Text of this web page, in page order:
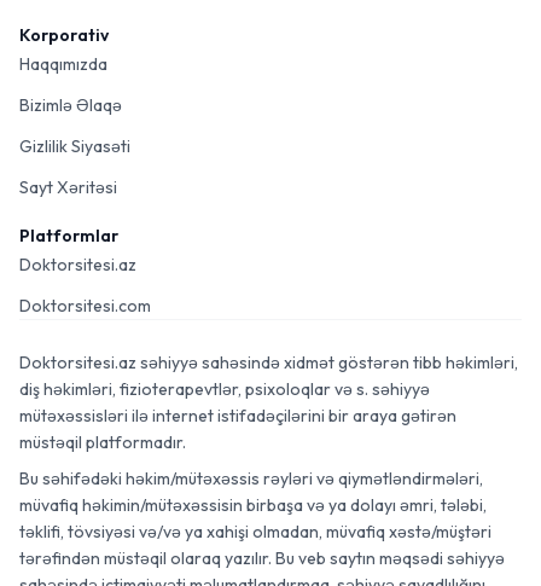
Korporativ
Haqqımızda
Bizimlə Əlaqə
Gizlilik Siyasəti
Sayt Xəritəsi
Platformlar
Doktorsitesi.az
Doktorsitesi.com
Doktorsitesi.az səhiyyə sahəsində xidmət göstərən tibb həkimləri,
diş həkimləri, fizioterapevtlər, psixoloqlar və s. səhiyyə
mütəxəssisləri ilə internet istifadəçilərini bir araya gətirən
müstəqil platformadır.
Bu səhifədəki həkim/mütəxəssis rəyləri və qiymətləndirmələri,
müvafiq həkimin/mütəxəssisin birbaşa və ya dolayı əmri, tələbi,
təklifi, tövsiyəsi və/və ya xahişi olmadan, müvafiq xəstə/müştəri
tərəfindən müstəqil olaraq yazılır. Bu veb saytın məqsədi səhiyyə